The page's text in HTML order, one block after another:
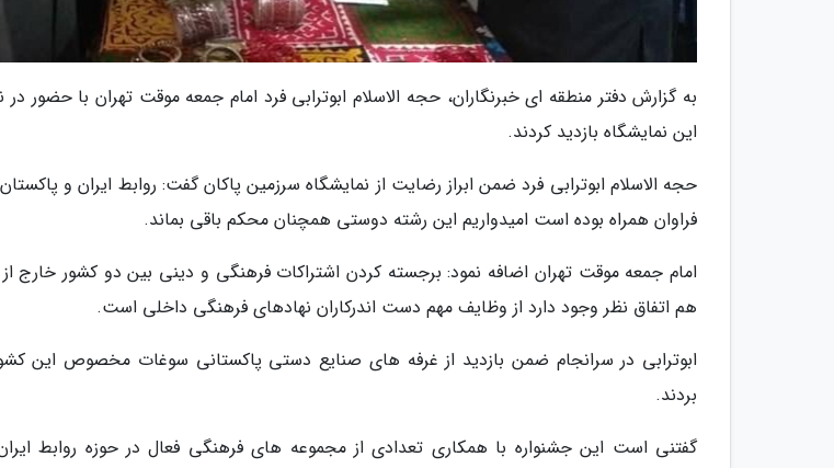
به گزارش دفتر منطقه ای خبرنگاران، حجه الاسلام ابوترابی فرد امام جمعه موقت تهران با حضور در
این نمایشگاه بازدید کردند.
حجه الاسلام ابوترابی فرد ضمن ابراز رضایت از نمایشگاه سرزمین پاکان گفت: روابط ایران و
فراوان همراه بوده است امیدواریم این رشته دوستی همچنان محکم باقی بماند.
امام جمعه موقت تهران اضافه نمود: برجسته کردن اشتراکات فرهنگی و دینی بین دو کشور خارج
هم اتفاق نظر وجود دارد از وظایف مهم دست اندرکاران نهادهای فرهنگی داخلی است.
ابوترابی در سرانجام ضمن بازدید از غرفه های صنایع دستی پاکستانی سوغات مخصوص این
بردند.
گفتنی است این جشنواره با همکاری تعدادی از مجموعه های فرهنگی فعال در حوزه روابط